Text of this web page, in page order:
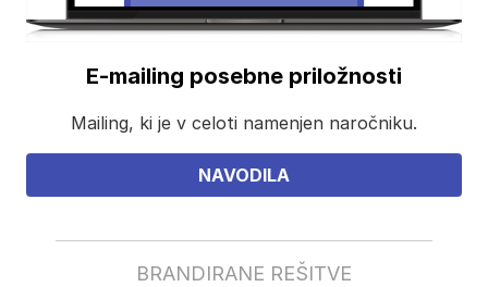
E-mailing posebne priložnosti
Mailing, ki je v celoti namenjen naročniku.
NAVODILA
BRANDIRANE REŠITVE